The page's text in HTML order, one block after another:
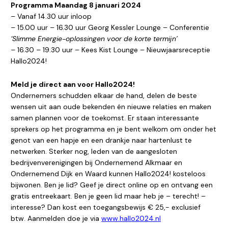
Programma Maandag 8 januari 2024
– Vanaf 14.30 uur inloop
– 15.00 uur – 16.30 uur Georg Kessler Lounge – Conferentie
‘Slimme Energie-oplossingen voor de korte termijn’
– 16.30 – 19.30 uur – Kees Kist Lounge – Nieuwjaarsreceptie
Hallo2024!
Meld je direct aan voor Hallo2024!
Ondernemers schudden elkaar de hand, delen de beste
wensen uit aan oude bekenden én nieuwe relaties en maken
samen plannen voor de toekomst. Er staan interessante
sprekers op het programma en je bent welkom om onder het
genot van een hapje en een drankje naar hartenlust te
netwerken. Sterker nog, leden van de aangesloten
bedrijvenverenigingen bij Ondernemend Alkmaar en
Ondernemend Dijk en Waard kunnen Hallo2024! kosteloos
bijwonen. Ben je lid? Geef je direct online op en ontvang een
gratis entreekaart. Ben je geen lid maar heb je – terecht! –
interesse? Dan kost een toegangsbewijs € 25,- exclusief
btw. Aanmelden doe je viawww.hallo2024.nl